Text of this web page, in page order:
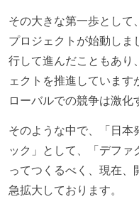
その大きな第一歩として
プロジェクトが始動し
行して進んだこともあり
ェクトを推進していま
ローバルでの競争は激化
そのような中で、「日本
ック」として、「デファ
ってつくるべく、現在
急拡大しております。